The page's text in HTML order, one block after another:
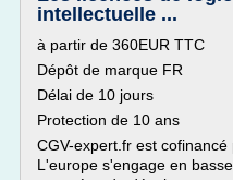
intellectuelle ...
à partir de 360EUR TTC
Dépôt de marque FR
Délai de 10 jours
Protection de 10 ans
CGV-expert.fr est cofinancé
L'europe s'engage en